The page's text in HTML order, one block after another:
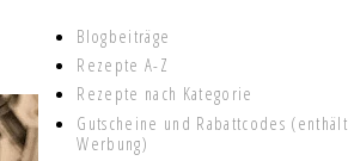
Blogbeiträge
Rezepte A-Z
Rezepte nach Kategorie
Gutscheine und Rabattcodes (enthält
Werbung)